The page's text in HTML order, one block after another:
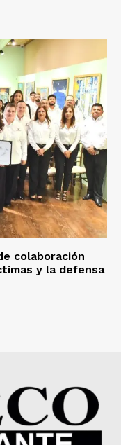
colaboración
y la defensa